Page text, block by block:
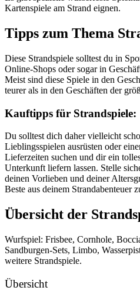
Kartenspiele am Strand eignen.
Tipps zum Thema
Diese Strandspiele solltest du in
Online-Shops oder sogar in
Meist sind diese Spiele in den
teurer als in den Geschäften der
Kauftipps für Strandspiele:
Du solltest dich daher vielleicht
Lieblingsspielen ausrüsten oder
Lieferzeiten suchen und dir ein
Unterkunft liefern lassen. Stelle
deinen Vorlieben und deiner
Beste aus deinem Strandabenteuer
Übersicht der
Wurfspiel: Frisbee, Cornhole,
Sandburgen-Sets, Limbo,
weitere Strandspiele.
Übersicht